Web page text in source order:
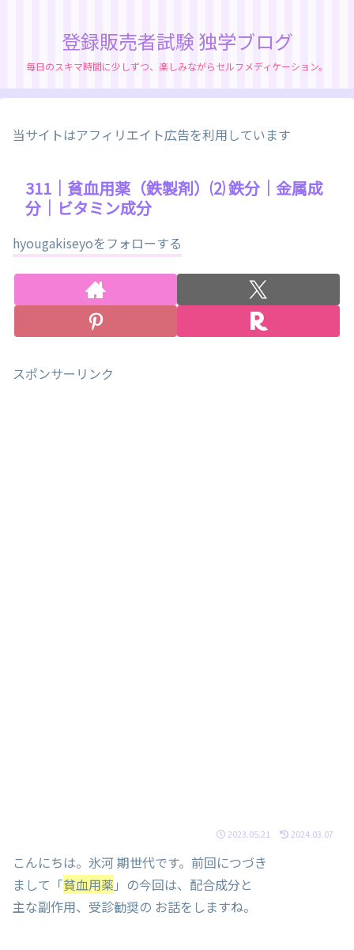
登録販売者試験 独学ブログ
毎日のスキマ時間に少しずつ、楽しみながらセルフメディケーション。
当サイトはアフィリエイト広告を利用しています
311｜貧血用薬（鉄製剤）⑵ 鉄分｜金属成
分｜ビタミン成分
hyougakiseyoをフォローする
スポンサーリンク
2023.05.21 2024.03.07
こんにちは。氷河 期世代です。前回につづき
まして「貧血用薬 」の今回は、配合成分と
主な副作用、受診勧奨の お話をしますね。